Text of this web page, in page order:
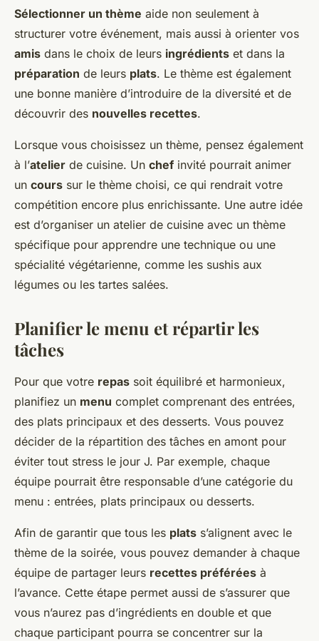
Sélectionner un thème aide non seulement à
structurer votre événement, mais aussi à orienter vos
amis dans le choix de leurs ingrédients et dans la
préparation de leurs plats. Le thème est également
une bonne manière d’introduire de la diversité et de
découvrir des nouvelles recettes.
Lorsque vous choisissez un thème, pensez également
à l’atelier de cuisine. Un chef invité pourrait animer
un cours sur le thème choisi, ce qui rendrait votre
compétition encore plus enrichissante. Une autre idée
est d’organiser un atelier de cuisine avec un thème
spécifique pour apprendre une technique ou une
spécialité végétarienne, comme les sushis aux
légumes ou les tartes salées.
Planifier le menu et répartir les
tâches
Pour que votre repas soit équilibré et harmonieux,
planifiez un menu complet comprenant des entrées,
des plats principaux et des desserts. Vous pouvez
décider de la répartition des tâches en amont pour
éviter tout stress le jour J. Par exemple, chaque
équipe pourrait être responsable d’une catégorie du
menu : entrées, plats principaux ou desserts.
Afin de garantir que tous les plats s’alignent avec le
thème de la soirée, vous pouvez demander à chaque
équipe de partager leurs recettes préférées à
l’avance. Cette étape permet aussi de s’assurer que
vous n’aurez pas d’ingrédients en double et que
chaque participant pourra se concentrer sur la